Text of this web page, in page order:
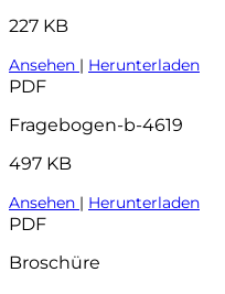
227 KB
Ansehen | Herunterladen
PDF
Fragebogen-b-4619
497 KB
Ansehen | Herunterladen
PDF
Broschüre